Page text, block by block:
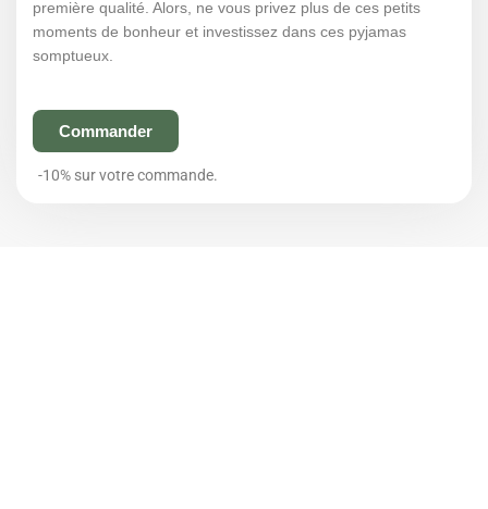
première qualité. Alors, ne vous privez plus de ces petits
moments de bonheur et investissez dans ces pyjamas
somptueux.
Commander
-10% sur votre commande.